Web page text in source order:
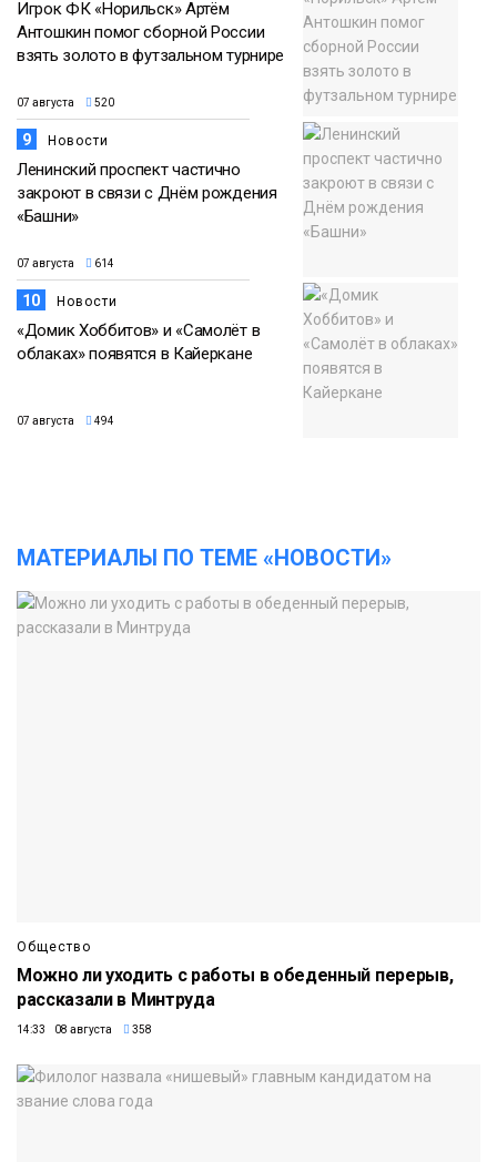
Игрок ФК «Норильск» Артём
Антошкин помог сборной России
взять золото в футзальном турнире
07 августа 520
9 Новости
Ленинский проспект частично
закроют в связи с Днём рождения
«Башни»
07 августа 614
10 Новости
«Домик Хоббитов» и «Самолёт в
облаках» появятся в Кайеркане
07 августа 494
МАТЕРИАЛЫ ПО ТЕМЕ «НОВОСТИ»
Общество
Можно ли уходить с работы в обеденный перерыв,
рассказали в Минтруда
14:33 08 августа 358